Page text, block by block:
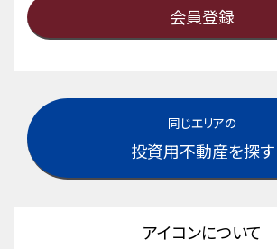
会員登録
同じエリアの
投資用不動産を探す
アイコンについて